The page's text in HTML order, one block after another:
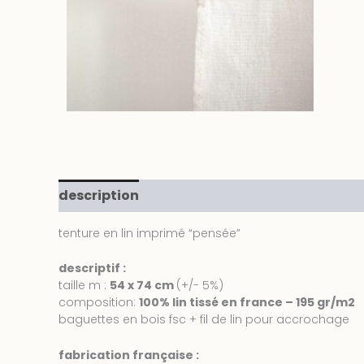
description
tenture en lin imprimé “pensée”
descriptif :
taille m : 54 x 74 cm (+/- 5%)
composition: 100% lin tissé en france – 195 gr/m2
baguettes en bois fsc + fil de lin pour accrochage
fabrication française :